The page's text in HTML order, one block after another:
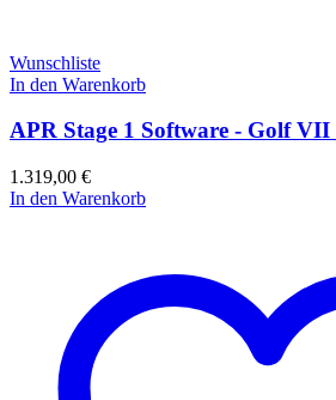
Wunschliste
In den Warenkorb
APR Stage 1 Software - Golf
1.319,00 €
In den Warenkorb